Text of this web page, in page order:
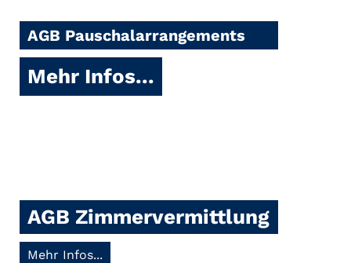
AGB Pauschalarrangements
Mehr Infos...
AGB Zimmervermittlung
Mehr Infos...